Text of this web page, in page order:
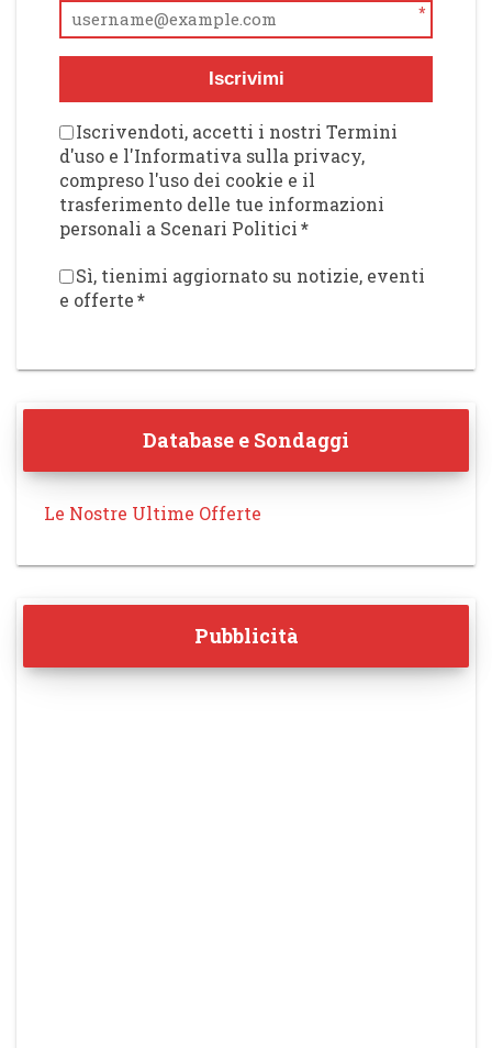
*
Iscrivimi
Iscrivendoti, accetti i nostri Termini
d'uso e l'Informativa sulla privacy,
compreso l'uso dei cookie e il
trasferimento delle tue informazioni
personali a Scenari Politici*
Sì, tienimi aggiornato su notizie, eventi
e offerte*
Database e Sondaggi
Le Nostre Ultime Offerte
Pubblicità